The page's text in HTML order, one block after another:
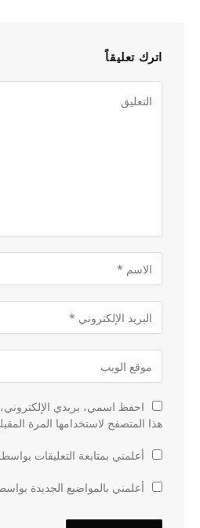
اترك تعليقاً
احفظ اسمي، بريدي
هذا المتصفح لاستخدامها المرة
أعلمني بمتابعة التعليقات
أعلمني بالمواضيع الجديدة